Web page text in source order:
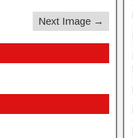
Next Image →